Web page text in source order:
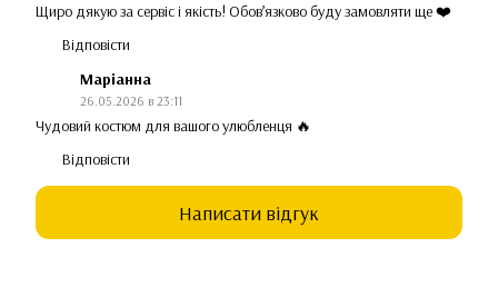
Щиро дякую за сервіс і якість! Обов’язково буду замовляти ще ❤️
Відповісти
Маріанна
26.05.2026 в 23:11
Чудовий костюм для вашого улюбленця 🔥
Відповісти
Написати відгук